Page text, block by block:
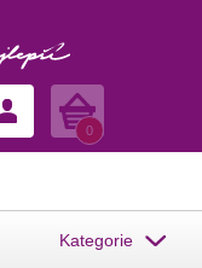
Košík
0
Kategorie